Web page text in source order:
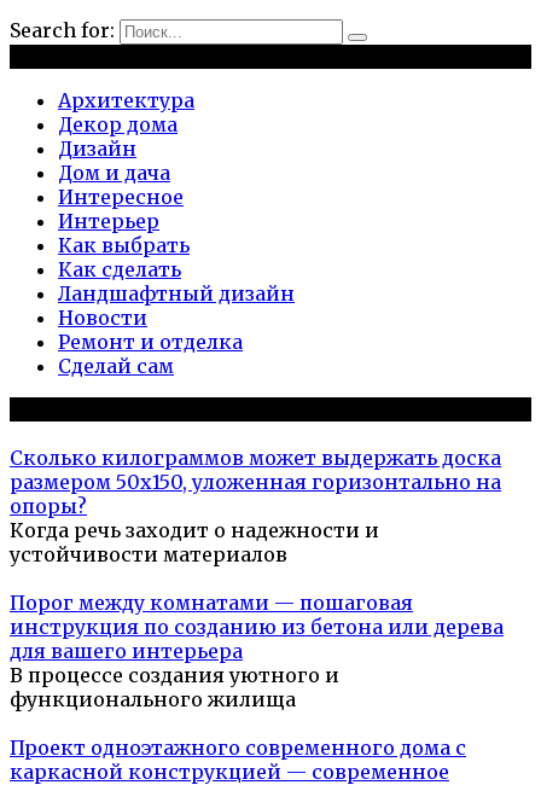
Search for:
Архитектура
Декор дома
Дизайн
Дом и дача
Интересное
Интерьер
Как выбрать
Как сделать
Ландшафтный дизайн
Новости
Ремонт и отделка
Сделай сам
Сколько килограммов может выдержать доска
размером 50х150, уложенная горизонтально на
опоры?
Когда речь заходит о надежности и
устойчивости материалов
Порог между комнатами — пошаговая
инструкция по созданию из бетона или дерева
для вашего интерьера
В процессе создания уютного и
функционального жилища
Проект одноэтажного современного дома с
каркасной конструкцией — современное